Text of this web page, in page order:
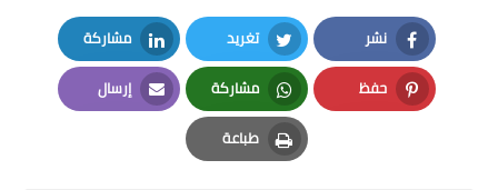
نشر
Facebook
تغريد
Twitter
مشاركة
LinkedIn
حفظ
Pinterest
مشاركة
Whatsapp
إرسال
Email
طباعة
Print